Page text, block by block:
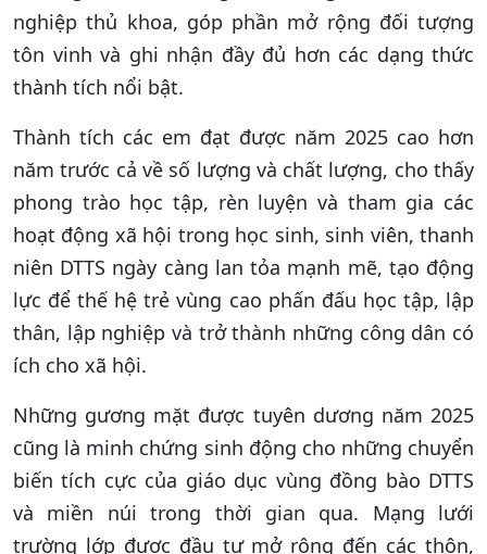
nghiệp thủ khoa, góp phần mở rộng đối tượng
tôn vinh và ghi nhận đầy đủ hơn các dạng thức
thành tích nổi bật.
Thành tích các em đạt được năm 2025 cao hơn
năm trước cả về số lượng và chất lượng, cho thấy
phong trào học tập, rèn luyện và tham gia các
hoạt động xã hội trong học sinh, sinh viên, thanh
niên DTTS ngày càng lan tỏa mạnh mẽ, tạo động
lực để thế hệ trẻ vùng cao phấn đấu học tập, lập
thân, lập nghiệp và trở thành những công dân có
ích cho xã hội.
Những gương mặt được tuyên dương năm 2025
cũng là minh chứng sinh động cho những chuyển
biến tích cực của giáo dục vùng đồng bào DTTS
và miền núi trong thời gian qua. Mạng lưới
trường lớp được đầu tư mở rộng đến các thôn,